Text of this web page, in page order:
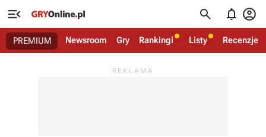
   
PREMIUM Newsroom Gry Rankingi Listy Recenzje